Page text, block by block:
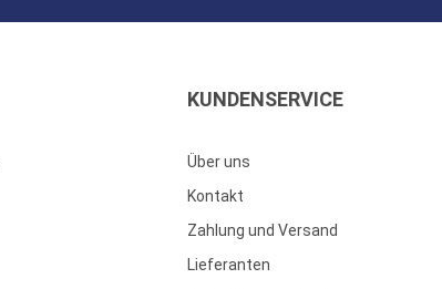
KUNDENSERVICE
Über uns
Kontakt
Zahlung und Versand
Lieferanten